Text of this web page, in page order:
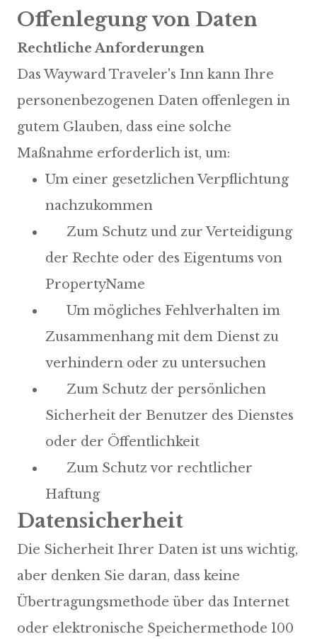
Offenlegung von Daten
Rechtliche Anforderungen
Das Wayward Traveler's Inn kann Ihre
personenbezogenen Daten offenlegen in
gutem Glauben, dass eine solche
Um einer gesetzlichen Verpflichtung
nachzukommen
Zum Schutz und zur Verteidigung
der Rechte oder des Eigentums von
PropertyName
Um mögliches Fehlverhalten im
Zusammenhang mit dem Dienst zu
verhindern oder zu untersuchen
Zum Schutz der persönlichen
Sicherheit der Benutzer des Dienstes
oder der Öffentlichkeit
Zum Schutz vor rechtlicher
Haftung
Datensicherheit
Die Sicherheit Ihrer Daten ist uns wichtig,
aber denken Sie daran, dass keine
Übertragungsmethode über das Internet
oder elektronische Speichermethode 100